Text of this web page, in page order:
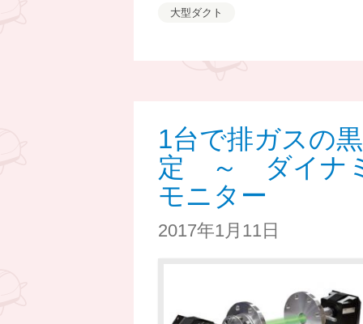
大型ダクト
1台で排ガスの
定 ～ ダイナミ
モニター
2017年1月11日